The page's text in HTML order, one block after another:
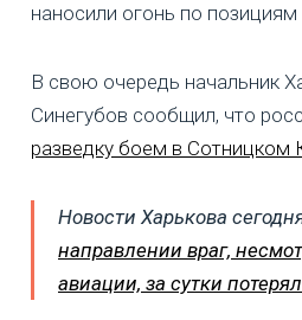
наносили огонь по
В свою очередь начальник
Синегубов сообщил, что
разведку боем в Сотницком
Новости Харькова
направлении враг,
авиации, за сутки